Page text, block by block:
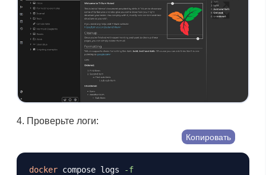
Проверьте логи:
docker compose logs -f
Копировать